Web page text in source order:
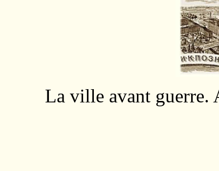
La ville avant guerre.